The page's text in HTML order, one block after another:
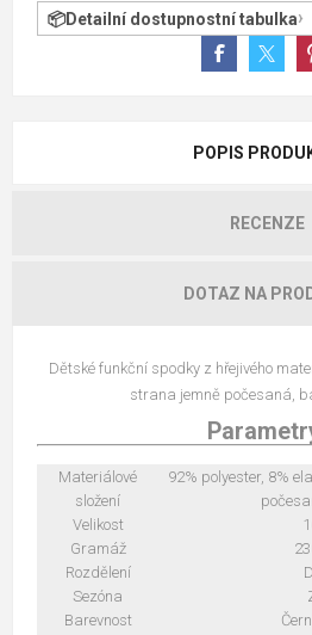
Detailní dostupnostní tabulka
POPIS
RECENZE
DOTAZ NA
Dětské funkční spodky z hřejivého
strana jemně počesaná,
Materiálové
složení
92% polyester, 8%
Velikost
Gramáž
Rozdělení
Sezóna
Barevnost